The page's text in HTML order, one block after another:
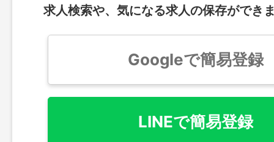
求人検索や、気になる求人の保存ができ
Googleで簡易登録
LINEで簡易登録